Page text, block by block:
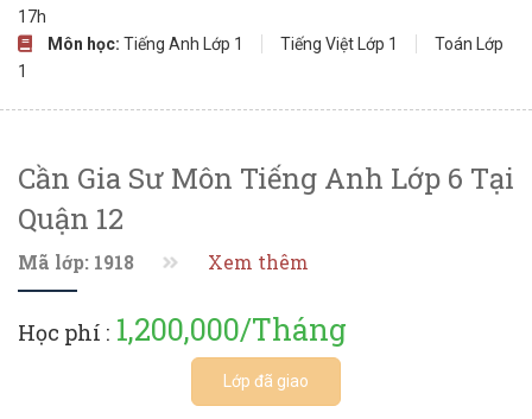
17h
Môn học: Tiếng Anh Lớp 1 Tiếng Việt Lớp 1
Toán Lớp
1
Cần Gia Sư Môn Tiếng Anh Lớp 6 Tại
Quận 12
Mã lớp: 1918 Xem thêm
Học phí : 1,200,000/Tháng
Lớp đã giao